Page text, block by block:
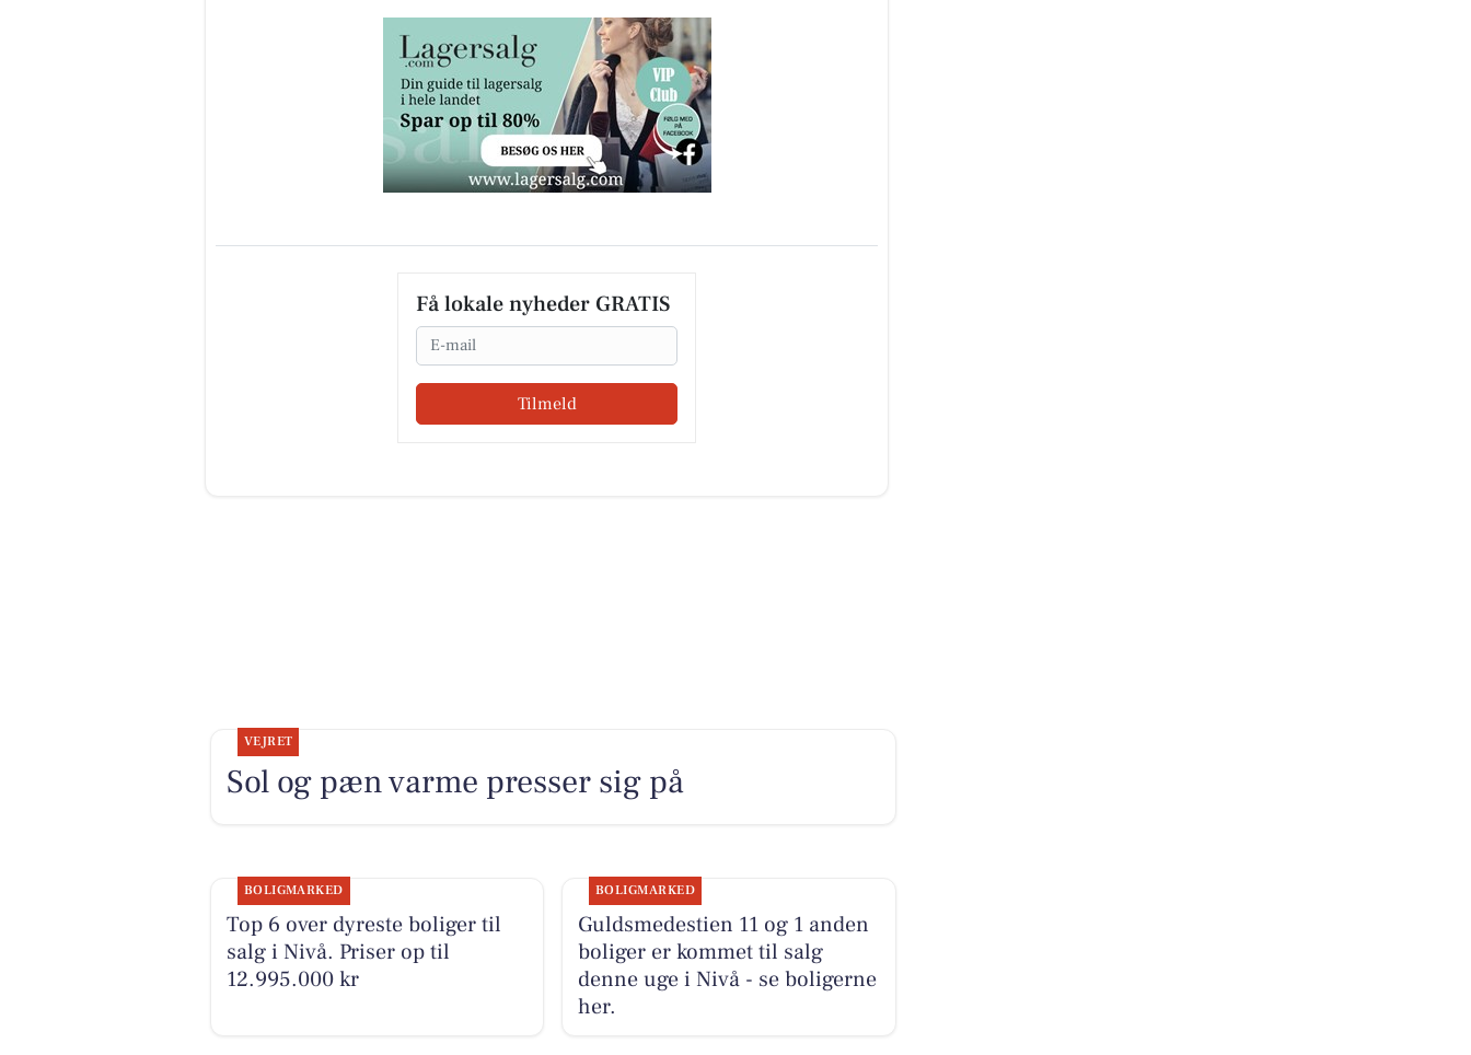
Få lokale nyheder GRATIS
Email
Tilmeld
VEJRET
Sol og pæn varme presser sig på
BOLIGMARKED
Top 6 over dyreste boliger til
salg i Nivå. Priser op til
12.995.000 kr
BOLIGMARKED
Guldsmedestien 11 og 1 anden
boliger er kommet til salg
denne uge i Nivå - se boligerne
her.